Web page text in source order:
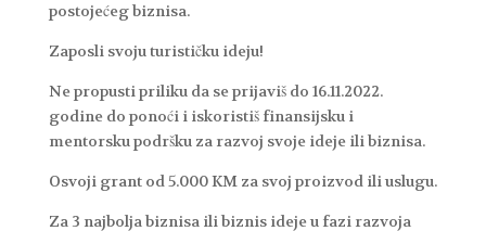
postojećeg biznisa.
Zaposli svoju turističku ideju!
Ne propusti priliku da se prijaviš do 16.11.2022.
godine do ponoći i iskoristiš finansijsku i
mentorsku podršku za razvoj svoje ideje ili biznisa.
Osvoji grant od 5.000 KM za svoj proizvod ili uslugu.
Za 3 najbolja biznisa ili biznis ideje u fazi razvoja